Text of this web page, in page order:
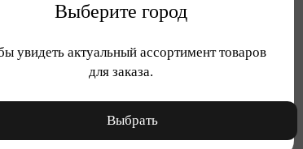
Выберите город
увидеть актуальный ассортимент товаров
для заказа.
Выбрать